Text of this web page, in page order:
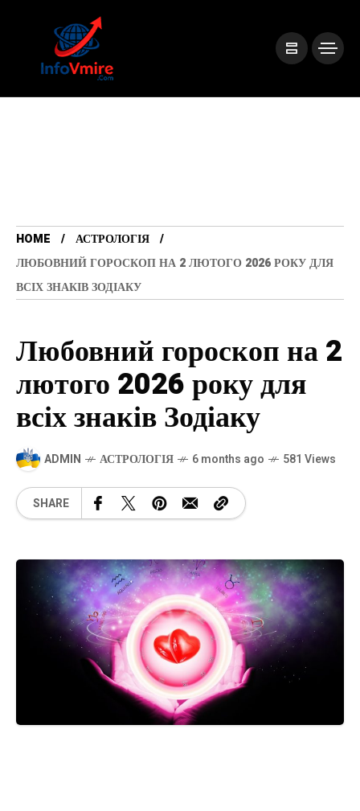
HOME
АСТРОЛОГІЯ
ЛЮБОВНИЙ ГОРОСКОП НА 2 ЛЮТОГО 2026 РОКУ ДЛЯ
ВСІХ ЗНАКІВ ЗОДІАКУ
Любовний гороскоп на 2
лютого 2026 року для
всіх знаків Зодіаку
ADMIN АСТРОЛОГІЯ 6 months ago 581 Views
SHARE